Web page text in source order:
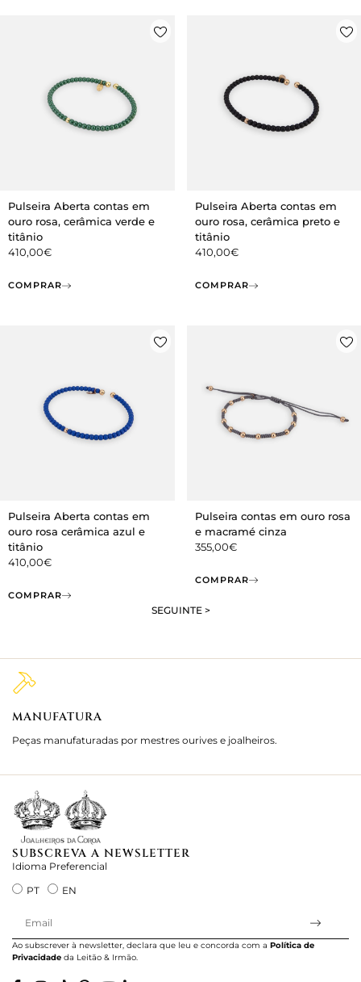
Pulseira Aberta contas em
ouro rosa, cerâmica verde e
titânio
410,00€
COMPRAR
Pulseira Aberta contas em
ouro rosa, cerâmica preto e
titânio
410,00€
COMPRAR
Pulseira Aberta contas em
ouro rosa cerâmica azul e
titânio
410,00€
COMPRAR
Pulseira contas em ouro rosa
e macramé cinza
355,00€
COMPRAR
SEGUINTE >
MANUFATURA
Peças manufaturadas por mestres ourives e joalheiros.
SUBSCREVA A NEWSLETTER
Idioma Preferencial
PT
EN
Ao subscrever à newsletter, declara que leu e concorda com a Política de
Privacidade da Leitão & Irmão.